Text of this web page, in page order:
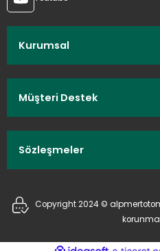
Kurumsal
Müşteri Destek
Sözleşmeler
Copyright 2024 ©